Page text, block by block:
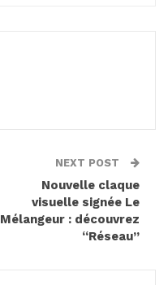
NEXT POST
Nouvelle claque
visuelle signée Le
Mélangeur : découvrez
“Réseau”